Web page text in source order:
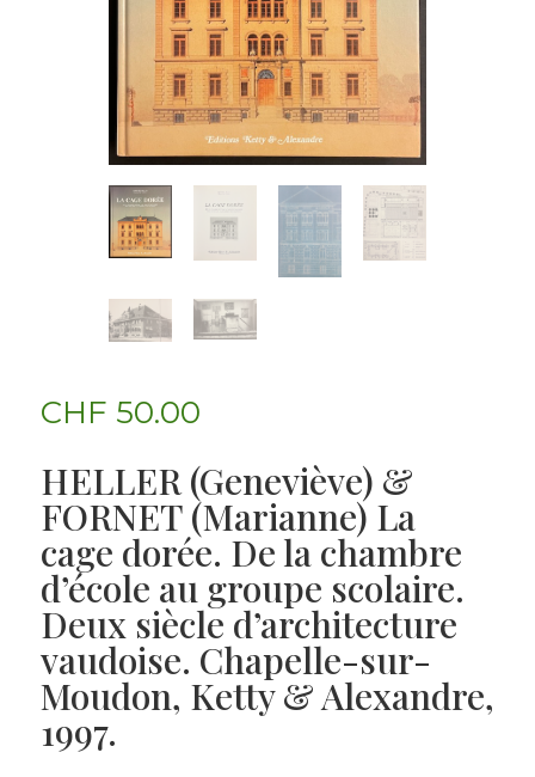
CHF 50.00
HELLER (Geneviève) &
FORNET (Marianne) La
cage dorée. De la chambre
d’école au groupe scolaire.
Deux siècle d’architecture
vaudoise. Chapelle-sur-
Moudon, Ketty & Alexandre,
1997.